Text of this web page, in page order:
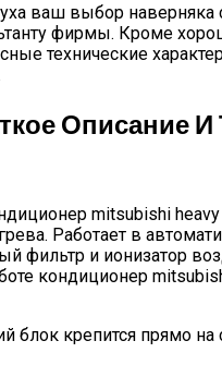
ваш выбор наверняка
фирмы. Кроме
технические
Описание И
mitsubishi
Работает в
фильтр и ионизатор
кондиционер
блок крепится прямо